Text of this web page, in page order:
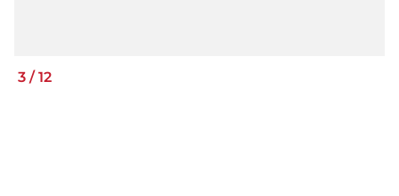
3 /12